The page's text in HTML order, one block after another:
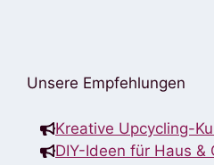
Unsere Empfehlungen
Kreative Upcycling-
DIY-Ideen für Haus &